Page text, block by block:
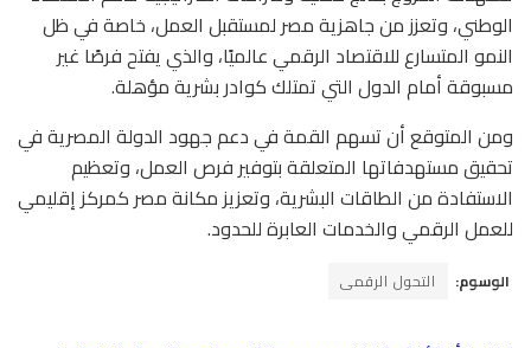
الوطني، وتعزز من جاهزية مصر لمستقبل العمل، خاصة في ظل
النمو المتسارع للاقتصاد الرقمي عالميًا، والذي يفتح فرصًا غير
مسبوقة أمام الدول التي تمتلك كوادر بشرية مؤهلة.
ومن المتوقع أن تسهم القمة في دعم جهود الدولة المصرية في
تحقيق مستهدفاتها المتعلقة بتوفير فرص العمل، وتعظيم
الاستفادة من الطاقات البشرية، وتعزيز مكانة مصر كمركز إقليمي
للعمل الرقمي والخدمات العابرة للحدود.
الوسوم: التحول الرقمى